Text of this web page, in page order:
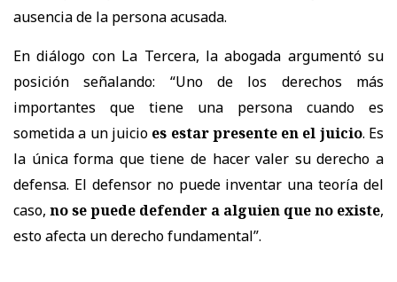
ausencia de la persona acusada.
En diálogo con La Tercera, la abogada argumentó su
posición señalando: “Uno de los derechos más
importantes que tiene una persona cuando es
sometida a un juicio es estar presente en el juicio. Es
la única forma que tiene de hacer valer su derecho a
defensa. El defensor no puede inventar una teoría del
caso, no se puede defender a alguien que no existe,
esto afecta un derecho fundamental”.